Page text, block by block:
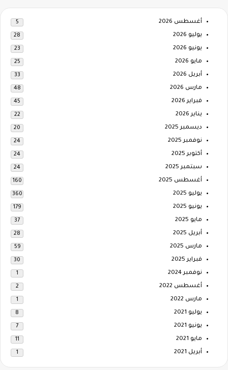
أغسطس 2026 5
يوليو 2026 28
يونيو 2026 23
مايو 2026 25
أبريل 2026 33
مارس 2026 48
فبراير 2026 45
يناير 2026 22
ديسمبر 2025 20
نوفمبر 2025 24
أكتوبر 2025 24
سبتمبر 2025 24
أغسطس 2025 160
يوليو 2025 360
يونيو 2025 179
مايو 2025 37
أبريل 2025 28
مارس 2025 59
فبراير 2025 30
نوفمبر 2024 1
أغسطس 2022 2
مارس 2022 1
يوليو 2021 8
يونيو 2021 7
مايو 2021 11
أبريل 2021 1